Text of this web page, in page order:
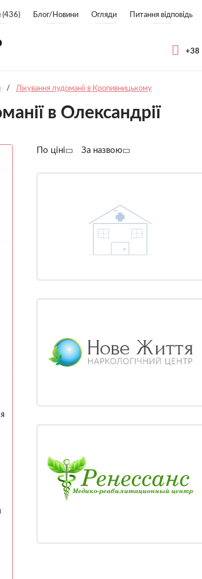
(436) Блог/Новини Огляди Питання відповідь
+38
/ Лікування лудоманії в Кропивницькому
в Олександрії
По ціні За назвою